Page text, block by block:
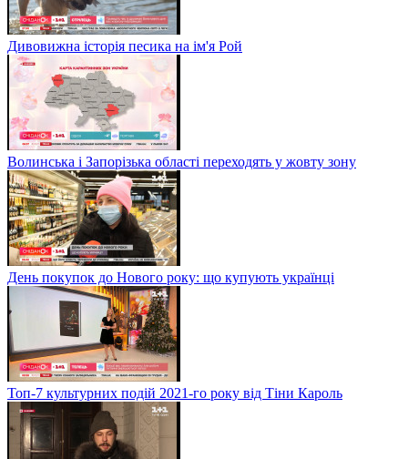
Дивовижна історія песика на ім'я Рой
Волинська і Запорізька області переходять у жовту зону
День покупок до Нового року: що купують українці
Топ-7 культурних подій 2021-го року від Тіни Кароль